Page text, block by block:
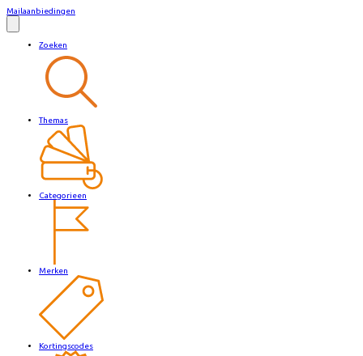
Mailaanbiedingen
Zoeken
Themas
Categorieen
Merken
Kortingscodes